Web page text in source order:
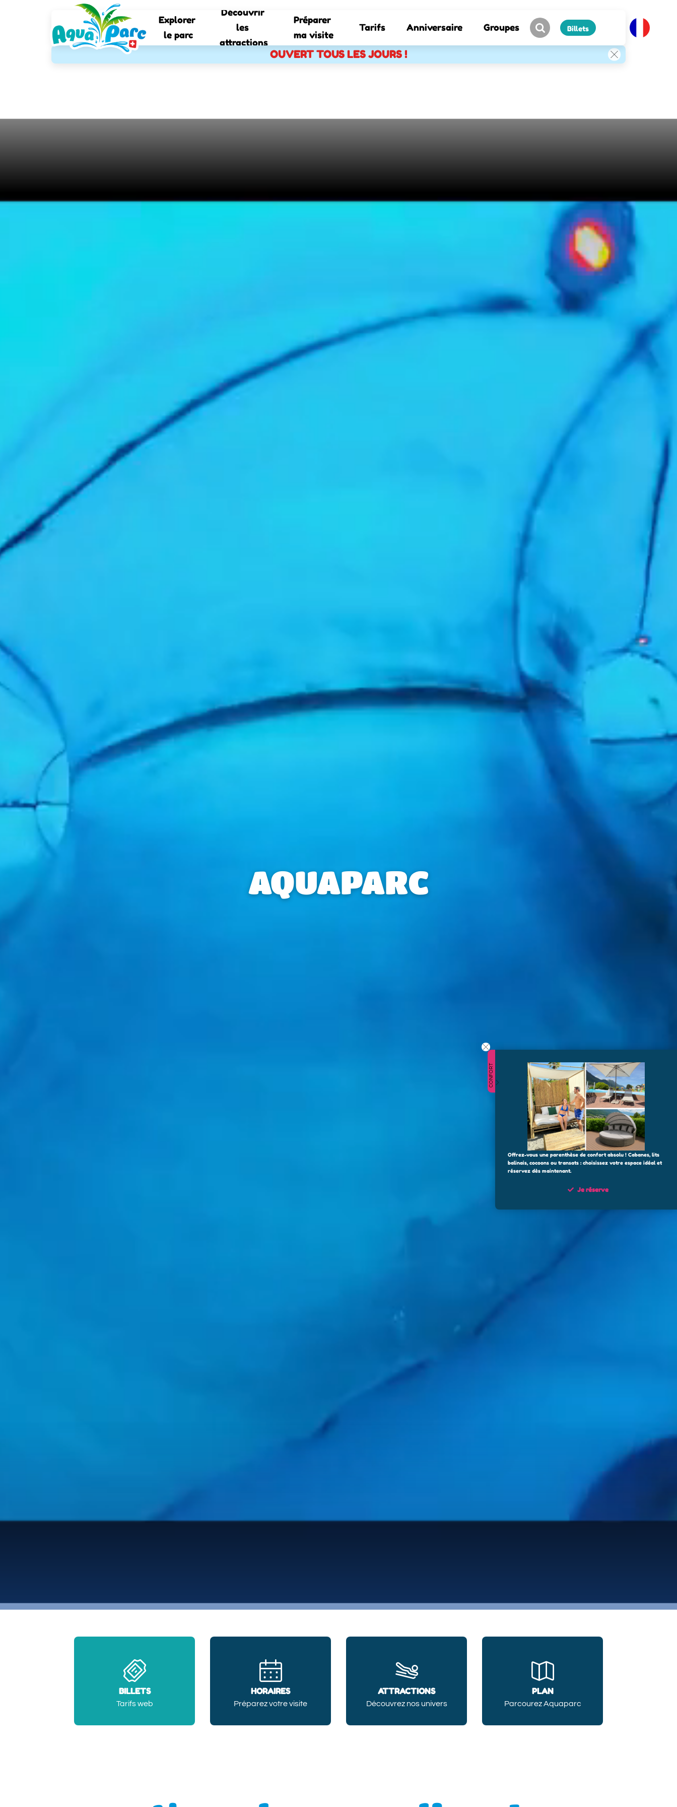
Explorer
le parc
Découvrir
les
attractions
Préparer
ma visite
Tarifs Anniversaire Groupes Billets
OUVERT TOUS LES JOURS !
CONFORT
Offrez-vous une parenthèse de confort absolu ! Cabanes, lits
balinais, cocoons ou transats : choisissez votre espace idéal et
réservez dès maintenant.
Je réserve
AQUAPARC
BILLETS
Tarifs web
HORAIRES
Préparez votre visite
ATTRACTIONS
Découvrez nos univers
PLAN
Parcourez Aquaparc